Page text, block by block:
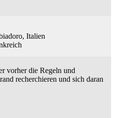
Italien
vorher die Regeln und
recherchieren und sich daran